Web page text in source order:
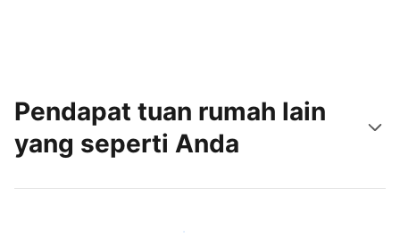
Pendapat tuan rumah lain
yang seperti Anda
Gabung dengan tuan rumah lain seperti Anda